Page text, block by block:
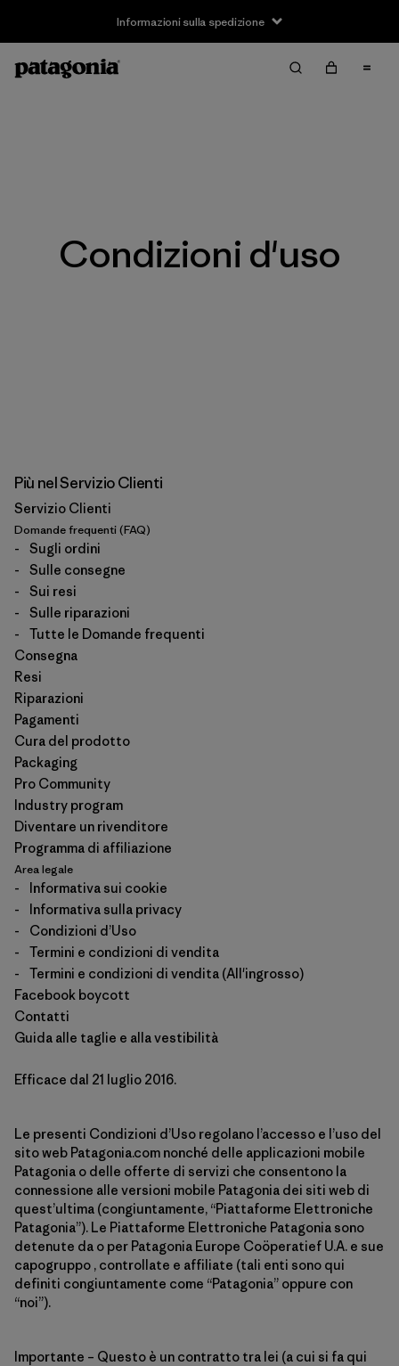
Informazioni sulla spedizione
Condizioni d'uso
Più nel Servizio Clienti
Servizio Clienti
Domande frequenti (FAQ)
-
Sugli ordini
-
Sulle consegne
-
Sui resi
-
Sulle riparazioni
-
Tutte le Domande frequenti
Consegna
Resi
Riparazioni
Pagamenti
Cura del prodotto
Packaging
Pro Community
Industry program
Diventare un rivenditore
Programma di affiliazione
Area legale
-
Informativa sui cookie
-
Informativa sulla privacy
-
Condizioni d’Uso
-
Termini e condizioni di vendita
-
Termini e condizioni di vendita (All'ingrosso)
Facebook boycott
Contatti
Guida alle taglie e alla vestibilità
Efficace dal 21 luglio 2016.
Le presenti Condizioni d’Uso regolano l’accesso e l’uso del
sito web Patagonia.com nonché delle applicazioni mobile
Patagonia o delle offerte di servizi che consentono la
connessione alle versioni mobile Patagonia dei siti web di
quest’ultima (congiuntamente, “Piattaforme Elettroniche
Patagonia”). Le Piattaforme Elettroniche Patagonia sono
detenute da o per Patagonia Europe Coöperatief U.A. e sue
capogruppo , controllate e affiliate (tali enti sono qui
definiti congiuntamente come “Patagonia” oppure con
“noi”).
Importante – Questo è un contratto tra lei (a cui si fa qui